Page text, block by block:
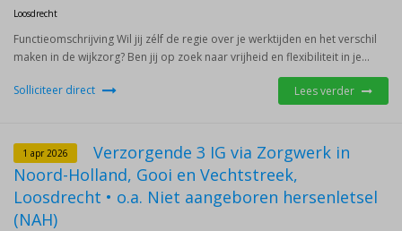
Loosdrecht
Functieomschrijving Wil jij zélf de regie over je werktijden en het verschil
maken in de wijkzorg? Ben jij op zoek naar vrijheid en flexibiliteit in je...
Solliciteer direct Lees verder
1 apr 2026
Verzorgende 3 IG via Zorgwerk in
Noord-Holland, Gooi en Vechtstreek,
Loosdrecht • o.a. Niet aangeboren hersenletsel
(NAH)